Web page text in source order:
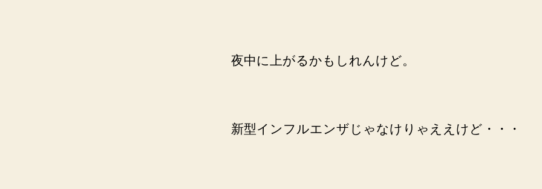
夜中に上がるかもしれんけど。
新型インフルエンザじゃなけりゃええけど・・・